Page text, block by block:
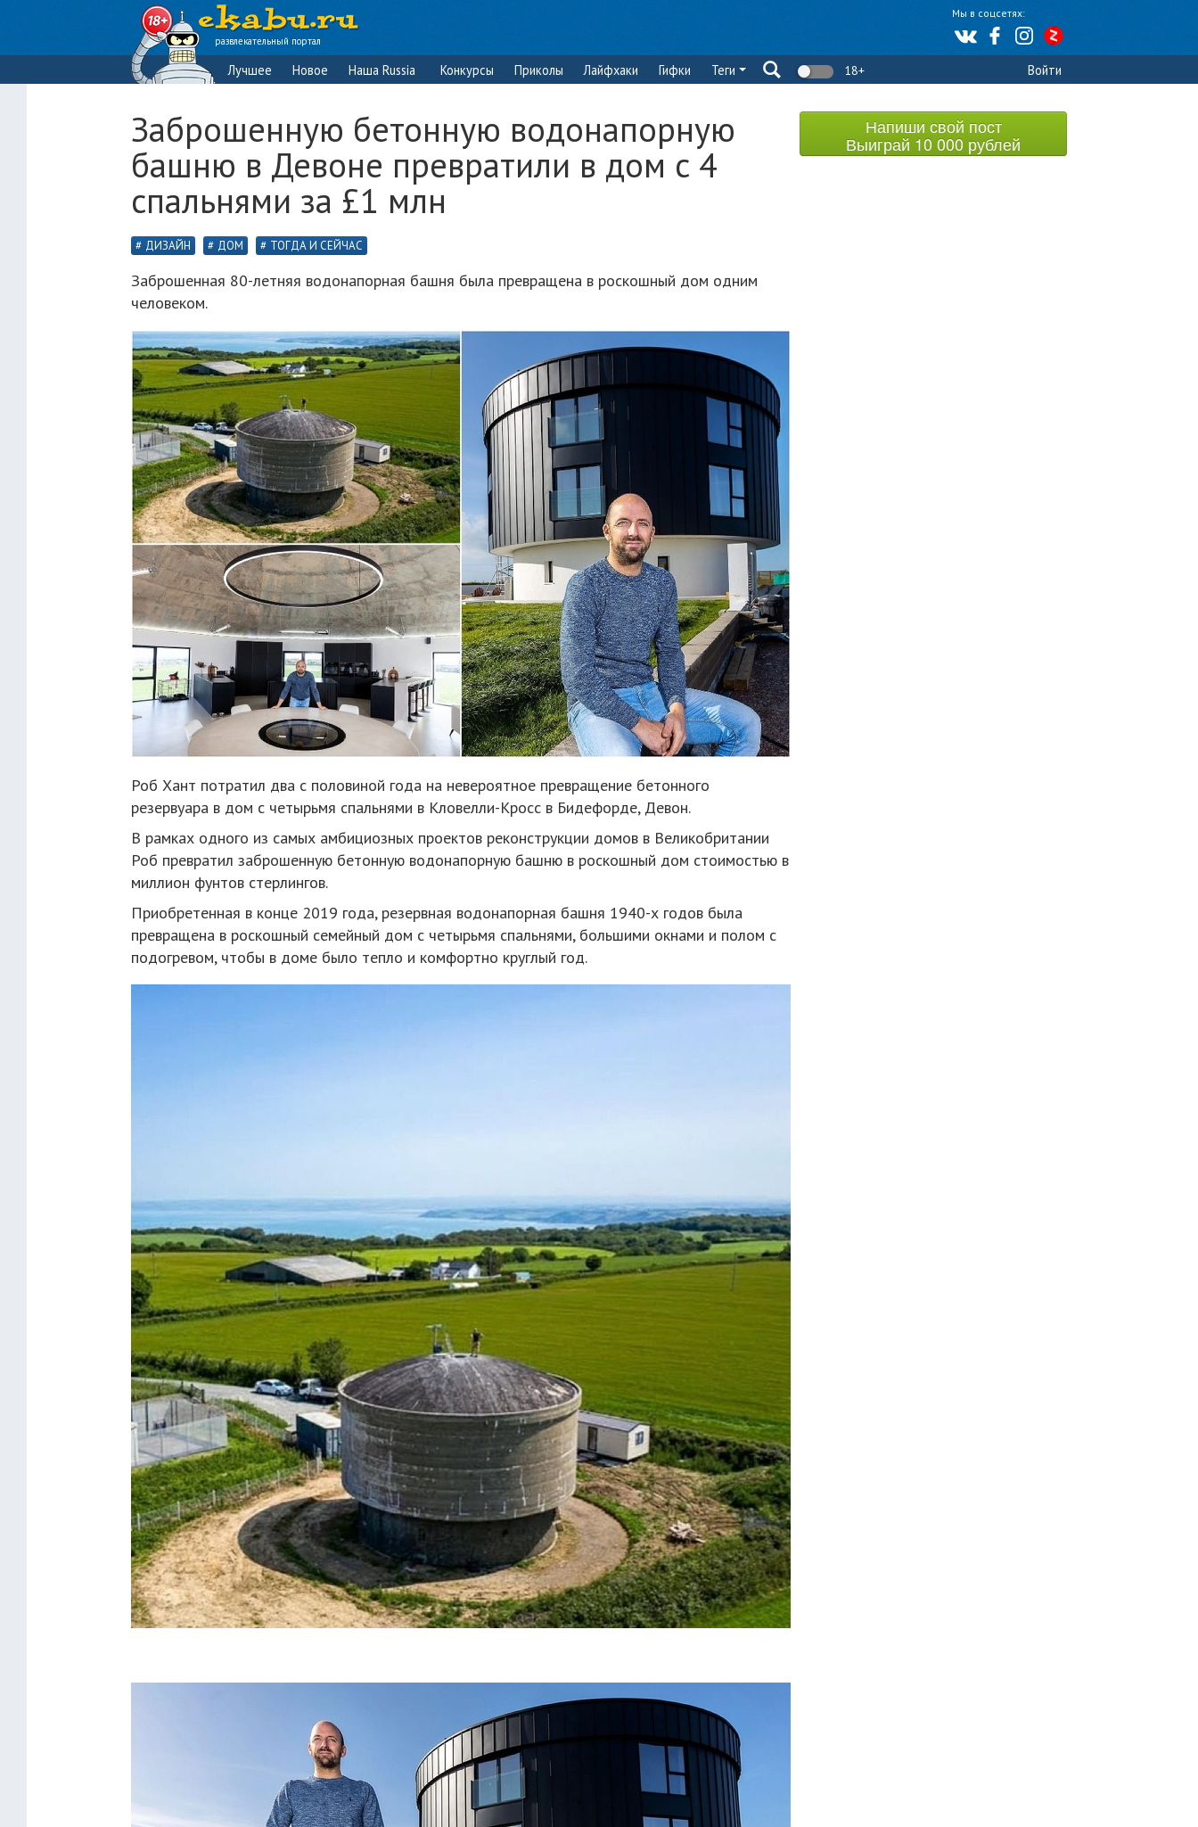
Мы в соцсетях:
развлекательный портал
Лучшее Новое Наша Russia Конкурсы Приколы Лайфхаки Гифки Теги 18+ Войти
Заброшенную бетонную водонапорную
башню в Девоне превратили в дом с 4
спальнями за £1 млн
ДИЗАЙН ДОМ ТОГДА И СЕЙЧАС
Заброшенная 80-летняя водонапорная башня была превращена в роскошный дом одним
человеком.
Роб Хант потратил два с половиной года на невероятное превращение бетонного
резервуара в дом с четырьмя спальнями в Кловелли-Кросс в Бидефорде, Девон.
В рамках одного из самых амбициозных проектов реконструкции домов в Великобритании
Роб превратил заброшенную бетонную водонапорную башню в роскошный дом стоимостью в
миллион фунтов стерлингов.
Приобретенная в конце 2019 года, резервная водонапорная башня 1940-х годов была
превращена в роскошный семейный дом с четырьмя спальнями, большими окнами и полом с
подогревом, чтобы в доме было тепло и комфортно круглый год.
Напиши свой пост
Выиграй 10 000 рублей